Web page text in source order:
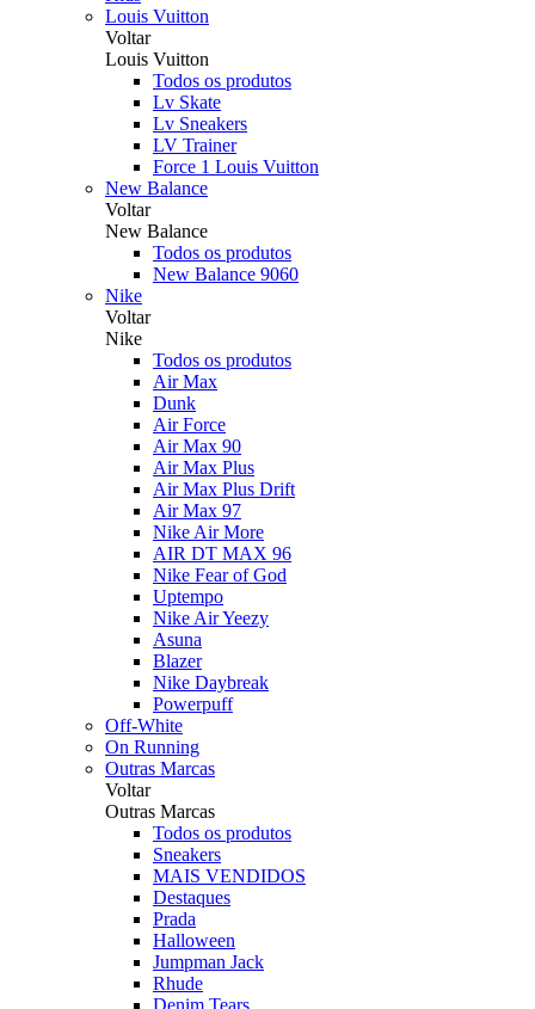
Louis Vuitton
Voltar
Louis Vuitton
Todos os produtos
Lv Skate
Lv Sneakers
LV Trainer
Force 1 Louis Vuitton
New Balance
Voltar
New Balance
Todos os produtos
New Balance 9060
Nike
Voltar
Nike
Todos os produtos
Air Max
Dunk
Air Force
Air Max 90
Air Max Plus
Air Max Plus Drift
Air Max 97
Nike Air More
AIR DT MAX 96
Nike Fear of God
Uptempo
Nike Air Yeezy
Asuna
Blazer
Nike Daybreak
Powerpuff
Off-White
On Running
Outras Marcas
Voltar
Outras Marcas
Todos os produtos
Sneakers
MAIS VENDIDOS
Destaques
Prada
Halloween
Jumpman Jack
Rhude
Denim Tears